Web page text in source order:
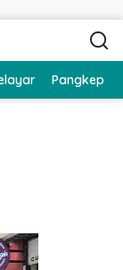
Pangkep